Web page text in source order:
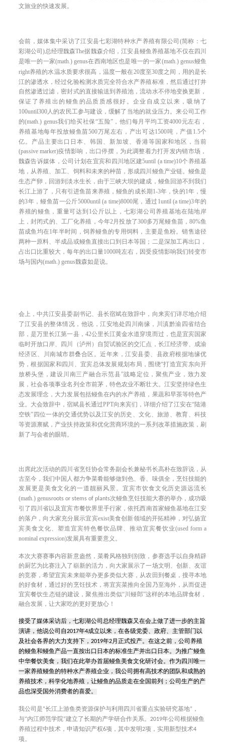
文旅业的快速发展。
会前，媒体集中采访了江安县七彩湖特种水产养殖有限公司 (简称：七
彩湖公司)总经理魏森The据魏森介绍，江安县鳗鱼养殖基地不仅在四川
是唯一的一家(math.) genus在西南地区也是唯一的一家(math.) genus鳗鱼
right养殖的水温水质要求很高，温度一般在20度至30度之间 ，用的是长
江的渗透水，经过化验检测 水质完全符合水产养殖标准，然后通过打井
自然渗透过滤，密封式的直接输送到养殖池，流动水不停地变换更新，
保证了 养殖出的鳗鱼的品质质感很好。 企业自成立以来，吸纳了
100until300人的农民工参与建设，缓解了当地的就业压力。来公司工作
的(math.) genus我们给买社保“五险”，他们每月平均工资4000元左右，
养殖基地每年投放鳗鱼苗500万尾左右 ，产出可达1500吨，产值 1.5个
亿。 产品 主要出口日本、韩国、新加坡、香港等国家和地区，当前
(passive marker)疫情影响， 出口停摆， 为此调整着力打开发内销市场，
魏森告诉媒体，公司 计划在宜宾和四川地区建5until (a time)10个养殖基
地，从养殖、加工、饲料和未来的种苗，形成四川鳗鱼产业链。鳗鱼是
生态产卵，回游到淡水生长，由于三峡大坝的建成 ，鳗鱼回游不到我们
长江上游了， 只有引进鱼苗来养殖，鳗鱼的成长期 1-3年，快的1年，慢
的3年，鳗鱼苗一公斤5000until (a time)8000尾，通过 1until (a time)3年的
养殖的鳗鱼，重量可达到 1公斤以上， 七彩湖公司 养殖基地在陆地岸
上，封闭式的、工厂化养殖，今年2月投放了300多万尾鳗鱼苗，80%鱼
苗成鱼均在1年半时间，饲养鳗鱼的专用饲料，主要是鱼粉。销售途径
两种一原料、半成品或鳗鱼直接出口到日本等国；二是深加工再出口，
占出口比重较大，每年的出口量1000吨左右，因受疫情影响我们转变市
场与国内(math.) genus魏森如是说。
会上，中共江安县委副书记、县长宿斌在致辞中，向来宾们详尽地介绍
了江安县的整体情况，他说，江安地处四川南缘，川滇黔渝四省结合
部，是万里长江第一县， 42公里长江黄金水道穿境而过，也是宜宾国家
临时开放口岸、四川（泸州）自贸试验区的交汇点，长江经济带、成渝
经济区、川南城市群叠合区。近年来，江安县委、县政府根据地缘优
势，根据国家和四川、宜宾总体发展规划布局，围绕“打造宜宾东向开
放桥头堡，建设川南三产融合示范县”战略定位，聚焦产业，致力发
展，社会各项事业名列全市前茅，特色农业不断壮大。江安坚持绿色生
态发展理念，大力发展包括鳗鱼在内的水产养殖，果蔬和早茶等特色产
业。大会致辞中，宿斌县长通过PPT向来宾们，详细介绍了江安在“陆港
空铁”四位一体的交通优势以及江安的历史、文化、旅游、教育、科技
等资源禀赋，产业扶持政策和优化营商环境的一系列改革措施政策，刷
新了与会者的眼睛。
出席此次活动的四川省烹饪协会常务副会长兼秘书长高朴在致辞说， 从
古至今，我们中国人都力争菜肴能够做到色、香、味俱全，烹饪技能的
发展更是美食文化的一道靓丽风景。宜宾市饮食文化历史源远流长
(math.) genusroots or stems of plants次鳗鱼 烹饪技能大赛的举办， 成功吸
引了 四川省以及宜宾市餐饮界里手行家，依托西南首家鳗鱼基地在江安
的落户，向大家充分展示宜宾exist美食创新领域的开拓精神， 对弘扬宜
宾美食文化、 塑造宜宾特色餐饮品牌、推动宜宾餐饮业(used form a
nominal expression)发展具有重要意义。
本次大赛赛事内容新意盎然，菜肴风格独到别致，参赛选手以自身精辟
的厨艺为比赛注入了崭新的活力，向大家展示了一场文明、创新、友谊
的竞赛，希望宜宾未来能举办更多类似大赛，从农田到餐桌，搜寻本地
的好食材，通过好的烹饪技术，将宜宾菜推向全国乃至海外，从而促进
宜宾餐饮生态链的建设，聚焦推出类似“川鳗郎”这样的本地品牌食材，
融合发展，让大家吃的更好更放心！
接受了媒体采访后，七彩湖公司总经理魏森又在会上做了进一步的主旨
演讲，他说公司自2017年4成立以来，在各级党委、政府、主管部门以
及社会各界的大力支持下，2019年2月正式投产。在这之前，公司养殖
的鳗鱼和鳗鱼产品一直按出口日本的标准生产并出口日本。为推广鳗鱼
中华餐饮美食，我们在此举办首届鳗鱼美食文化研讨会。作为四川唯一
一家养殖鳗鱼的特种水产养殖企业，我公司拥有高技术的团队和成熟的
养殖技术，科学化地养殖，让鳗鱼的品质走在全国前列；公司生产的产
品也深受 国外消费者的喜爱。
我公司是“长江上游鱼类资源保护与利用四川省重点实验研究基地”，
与“内江师范学院”建立了长期的产学研合作关系。2019年公司根据鳗鱼
养殖过程中技术，申请知识产权6项，其中发明2项，实用新型技术4
项。